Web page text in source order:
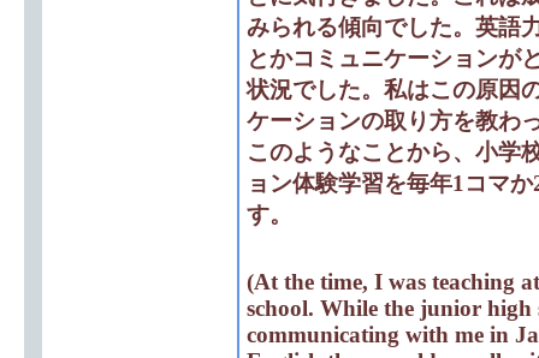
みられる傾向でした。英語
とかコミュニケーションが
状況でした。私はこの原因
ケーションの取り方を教わ
このようなことから、小学
ョン体験学習を毎年1コマ
す。
(At the time, I was teaching
school. While the junior high
communicating with me in